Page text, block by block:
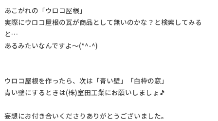
あこがれの「ウロコ屋根」
実際にウロコ屋根の瓦が商品として無いのかな？と検索してみる
と…
あるみたいなんですよ～(*^-^)
ウロコ屋根を作ったら、次は「青い壁」「白枠の窓」
青い壁にするときは(株)室田工業にお願いしましょ🎵
妄想にお付き合いくださりありがとうございました。